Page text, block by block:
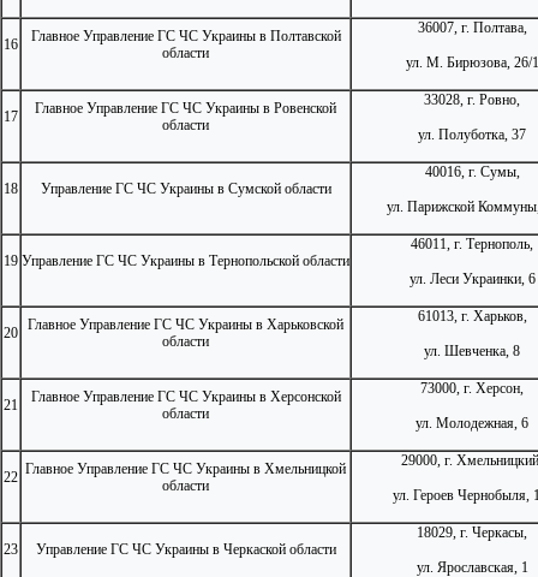
16
Главное Управление ГС ЧС Украины в Полтавской
области
36007, г. Полтава,
ул. М. Бирюзова, 26/1
17
Главное Управление ГС ЧС Украины в Ровенской
области
33028, г. Ровно,
ул. Полуботка, 37
18 Управление ГС ЧС Украины в Сумской области
40016, г. Сумы,
ул. Парижской
19 Управление ГС ЧС Украины в Тернопольской области
46011, г. Тернополь,
ул. Леси Украинки, 6
20 Главное Управление ГС ЧС Украины в Харьковской
области
61013, г. Харьков,
ул. Шевченка, 8
21
Главное Управление ГС ЧС Украины в Херсонской
области
73000, г. Херсон,
ул. Молодежная, 6
22 Главное Управление ГС ЧС Украины в Хмельницкой
области
29000, г.
ул. Героев Чернобыля,
23 Управление ГС ЧС Украины в Черкаской области
18029, г. Черкасы,
ул. Ярославская, 1